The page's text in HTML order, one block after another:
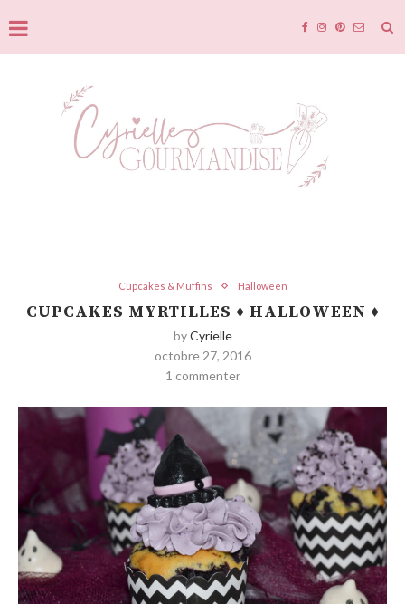
Cupcakes & Muffins Halloween
CUPCAKES MYRTILLES ♦ HALLOWEEN ♦
byCyrielle
octobre 27, 2016
1 commenter